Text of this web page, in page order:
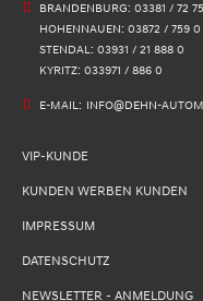
BRANDENBURG: 03381 / 72
HOHENNAUEN: 03872 / 759 0
STENDAL: 03931 / 21 888 0
KYRITZ: 033971 / 886 0
E-MAIL: INFO@DEHN-
VIP-KUNDE
KUNDEN WERBEN KUNDEN
IMPRESSUM
DATENSCHUTZ
NEWSLETTER - ANMELDUNG